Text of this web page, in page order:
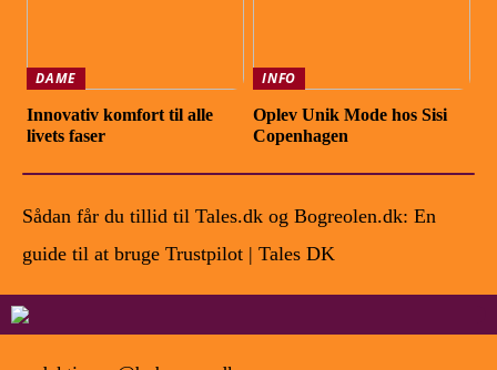
DAME
Innovativ komfort til alle
livets faser
INFO
Oplev Unik Mode hos Sisi
Copenhagen
Sådan får du tillid til Tales.dk og Bogreolen.dk: En
guide til at bruge Trustpilot | Tales DK